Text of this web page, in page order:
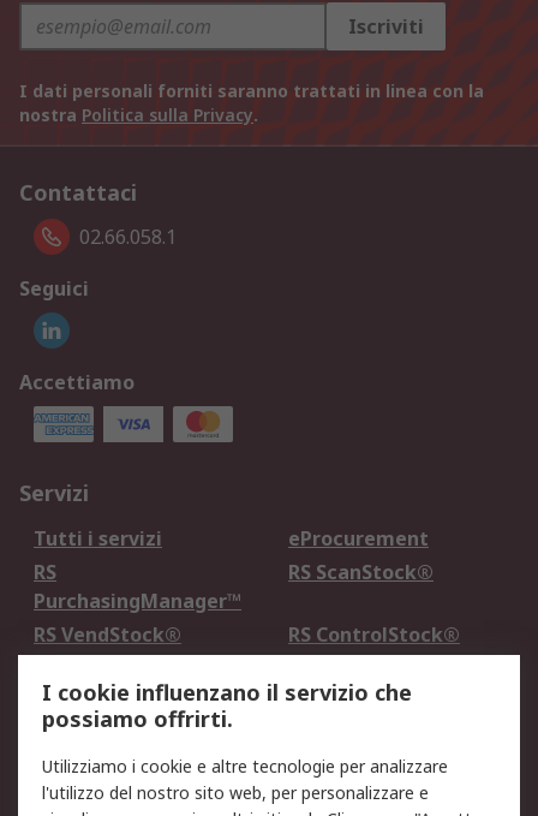
Iscriviti
I dati personali forniti saranno trattati in linea con la
nostra Politica sulla Privacy.
Contattaci
02.66.058.1
Seguici
Accettiamo
Servizi
Tutti i servizi
eProcurement
RS
PurchasingManager™
RS ScanStock®
RS VendStock®
RS ControlStock®
Legale
Informativa Cookie
Informativa Privacy -
Aggiornata
I cookie influenzano il servizio che
possiamo offrirti.
Utilizziamo i cookie e altre tecnologie per analizzare
l'utilizzo del nostro sito web, per personalizzare e